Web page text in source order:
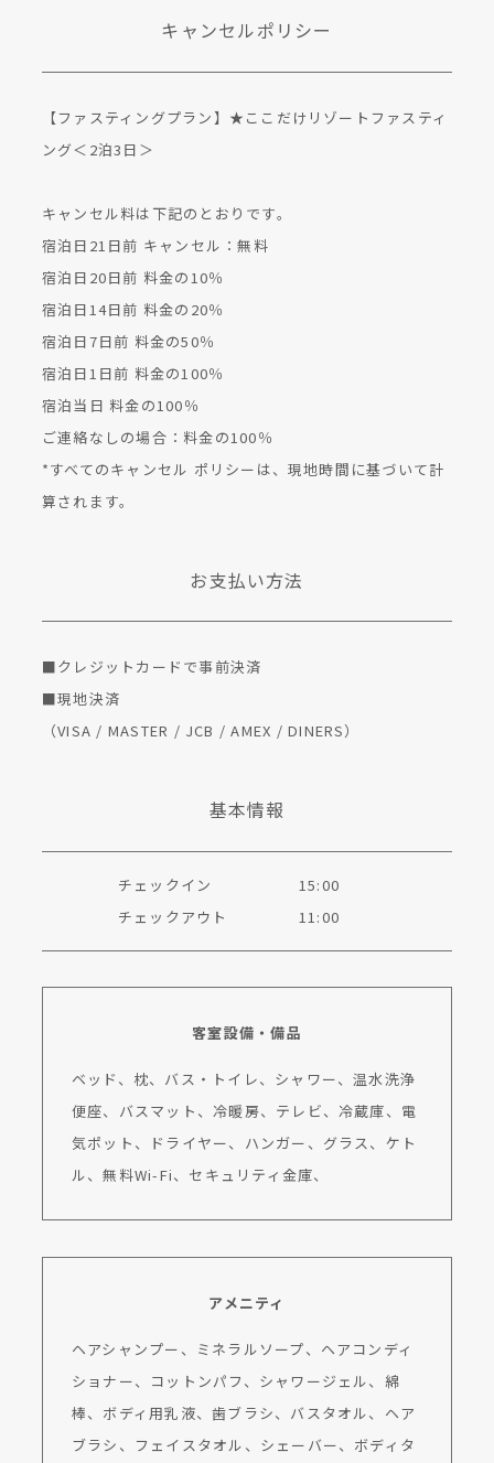
キャンセルポリシー
【ファスティングプラン】★ここだけリゾートファスティ
ング＜2泊3日＞
キャンセル料は下記のとおりです。
宿泊⽇21⽇前 キャンセル：無料
宿泊⽇20⽇前 料⾦の10％
宿泊⽇14⽇前 料⾦の20％
宿泊⽇7⽇前 料⾦の50％
宿泊⽇1⽇前 料⾦の100％
宿泊当⽇ 料⾦の100％
ご連絡なしの場合：料⾦の100％
*すべてのキャンセル ポリシーは、現地時間に基づいて計
算されます。
お支払い方法
■クレジットカードで事前決済
■現地決済
（VISA / MASTER / JCB / AMEX / DINERS）
基本情報
チェックイン
15:00
チェックアウト
11:00
客室設備・備品
ベッド、枕、バス・トイレ、シャワー、温水洗浄
便座、バスマット、冷暖房、テレビ、冷蔵庫、電
気ポット、ドライヤー、ハンガー、グラス、ケト
ル、無料Wi-Fi、セキュリティ金庫、
アメニティ
ヘアシャンプー、ミネラルソープ、ヘアコンディ
ショナー、コットンパフ、シャワージェル、綿
棒、ボディ用乳液、歯ブラシ、バスタオル、ヘア
ブラシ、フェイスタオル、シェーバー、ボディタ